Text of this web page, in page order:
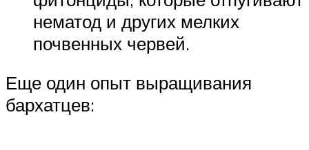
нематод и других мелких
почвенных червей.
Еще один опыт выращивания
бархатцев: